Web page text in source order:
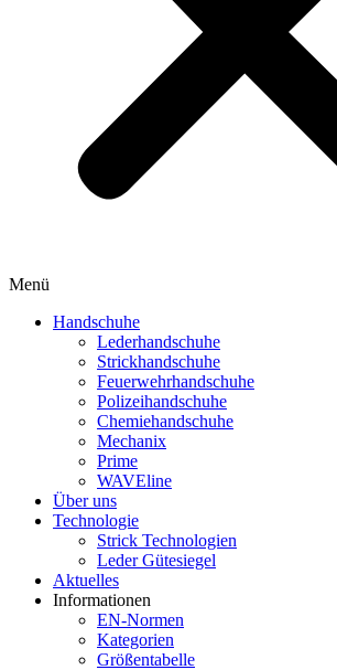
Menü
Handschuhe
Lederhandschuhe
Strickhandschuhe
Feuerwehrhandschuhe
Polizeihandschuhe
Chemiehandschuhe
Mechanix
Prime
WAVEline
Über uns
Technologie
Strick Technologien
Leder Gütesiegel
Aktuelles
Informationen
EN-Normen
Kategorien
Größentabelle